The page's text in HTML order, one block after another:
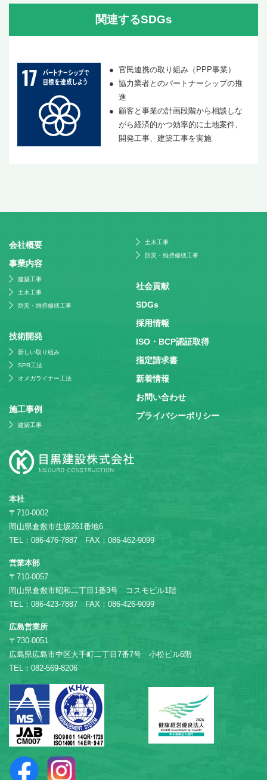
関連するSDGs
官民連携の取り組み（PPP事業）
協力業者とのパートナーシップの推
進
顧客と事業の計画段階から相談しな
がら経済的かつ効率的に土地案件、
開発工事、建築工事を実施
本社
〒710-0002
岡山県倉敷市生坂261番地6
TEL：086-476-7887 FAX：086-462-9099
営業本部
〒710-0057
岡山県倉敷市昭和二丁目1番3号 コスモビル1階
TEL：086-423-7887 FAX：086-426-9099
広島営業所
〒730-0051
広島県広島市中区大手町二丁目7番7号 小松ビル6階
TEL：082-569-8206
会社概要
事業内容
建築工事
土木工事
防災・維持修繕工事
技術開発
新しい取り組み
SPR工法
オメガライナー工法
施⼯事例
建築工事
土木工事
防災・維持修繕工事
社会貢献
SDGs
採⽤情報
ISO・BCP認証取得
指定請求書
新着情報
お問い合わせ
プライバシーポリシー